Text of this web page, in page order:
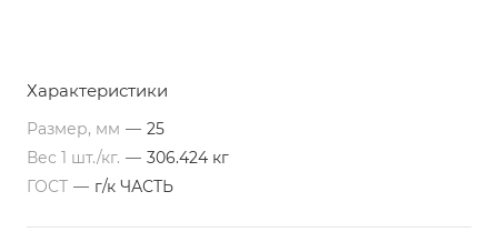
Характеристики
Размер, мм — 25
Вес 1 шт./кг. — 306.424 кг
ГОСТ — г/к ЧАСТЬ